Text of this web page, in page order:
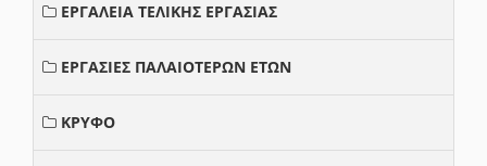
ΕΡΓΑΛΕΙΑ ΤΕΛΙΚΗΣ ΕΡΓΑΣΙΑΣ
ΕΡΓΑΣΙΕΣ ΠΑΛΑΙΟΤΕΡΩΝ ΕΤΩΝ
ΚΡΥΦΟ